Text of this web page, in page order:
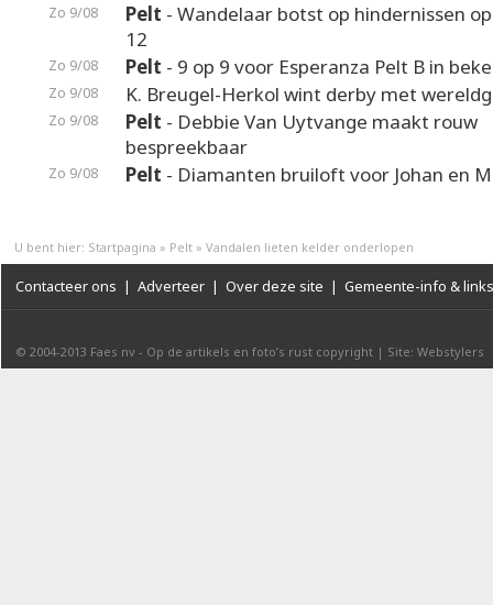
Zo 9/08 Pelt - Wandelaar botst op hindernissen
12
Zo 9/08 Pelt - 9 op 9 voor Esperanza Pelt B in
Zo 9/08 K. Breugel-Herkol wint derby met
Zo 9/08 Pelt - Debbie Van Uytvange maakt rouw
bespreekbaar
Zo 9/08 Pelt - Diamanten bruiloft voor Johan en
U bent hier: Startpagina » Pelt » Vandalen lieten kelder onderlopen
Contacteer ons | Adverteer | Over deze site | Gemeente-info & links
© 2004-2013 Faes nv - Op de artikels en foto’s rust copyright | Site: Webstylers